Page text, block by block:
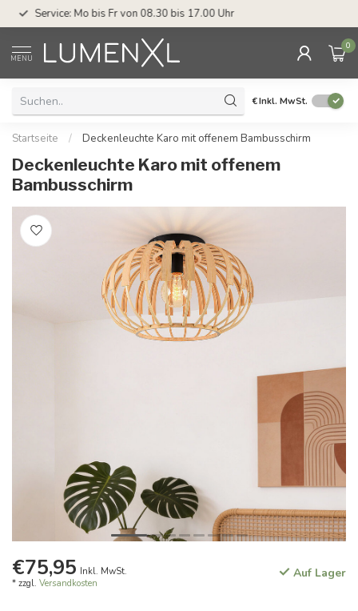
Service: Mo bis Fr von 08.30 bis 17.00 Uhr
MENU
0
€Inkl. MwSt.
Startseite / Deckenleuchte Karo mit offenem Bambusschirm
Deckenleuchte Karo mit offenem
Bambusschirm
€75,95 Inkl. MwSt.
* zzgl. Versandkosten
Auf Lager